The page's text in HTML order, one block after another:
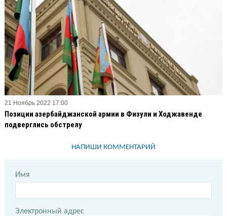
21 Ноябрь 2022 17:00
Позиции азербайджанской армии в Физули и Ходжавенде
подверглись обстрелу
НАПИШИ КОММЕНТАРИЙ
Имя
Электронный адрес